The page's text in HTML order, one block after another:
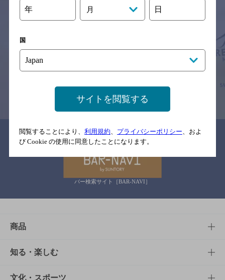
※それぞれのお店のメニューや営業時間などの掲載情報については、
念のためお店にご確認の上ご来店くださいますようお願い申し上げま
す。
関連リンク
バー検索サイト［BAR-NAVI］
商品
商品TOP
商品一覧
知る・楽しむ
知る・楽しむTOP
文化・スポーツ
年 月 日
国
サイトを閲覧する
閲覧することにより、 利用規約 プライバシーポリシー 、およ
び Cookie の使用に同意したことになります。